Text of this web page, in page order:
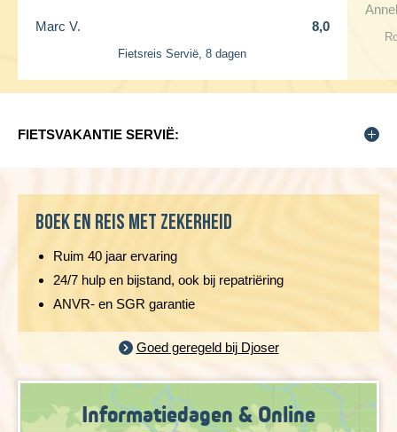
Marc V. 8,0
Fietsreis Servië, 8 dagen
FIETSVAKANTIE SERVIË:
Je fietst langs de Donau,
door pittoreske dorpjes en uitgestrekte natuurgebieden,
historie. Tijdens defietsvakantie Servië
hoogtepunten zoals Belgrado, oude kloosters en het
indrukwekkende Djerdap Nationaal Park met zijn
spectaculaire rotsformaties. Deze fietsvakantie Servië
combineert sportieve inspanning met ontspanning, cultuur
en natuur, waardoor je een complete en onvergetelijke
Boek en reis met zekerheid
Ruim 40 jaar ervaring
24/7 hulp en bijstand, ook bij repatriëring
ANVR- en SGR garantie
Goed geregeld bij Djoser
Informatiedagen & Online